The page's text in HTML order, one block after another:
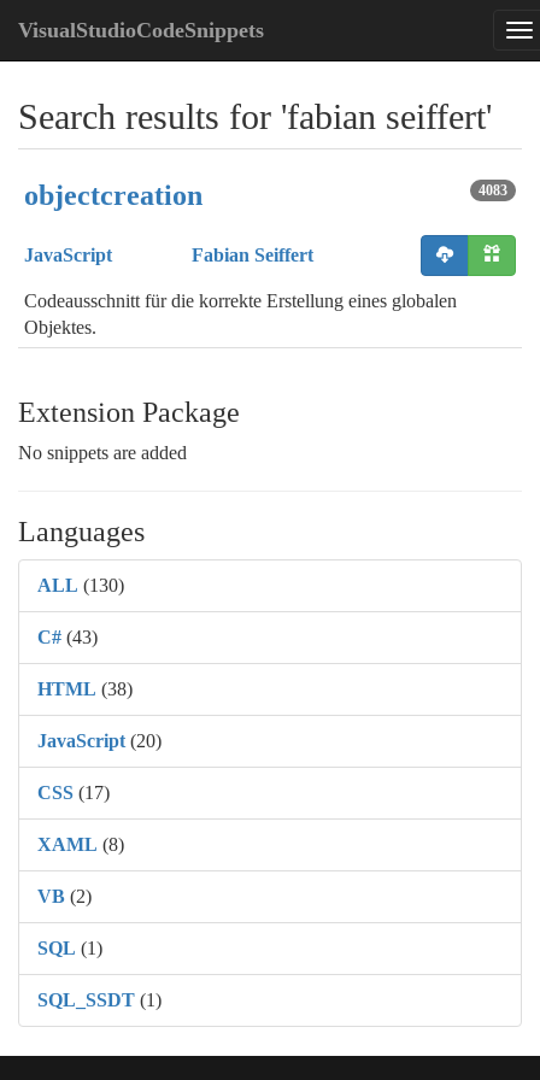
VisualStudioCodeSnippets
Search results for 'fabian seiffert'
objectcreation 4083
JavaScript Fabian Seiffert
Codeausschnitt für die korrekte Erstellung eines globalen
Objektes.
Extension Package
No snippets are added
Languages
ALL (130)
C# (43)
HTML (38)
JavaScript (20)
CSS (17)
XAML (8)
VB (2)
SQL (1)
SQL_SSDT (1)